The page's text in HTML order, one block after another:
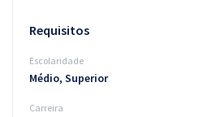
Requisitos
Escolaridade
Médio, Superior
Carreira